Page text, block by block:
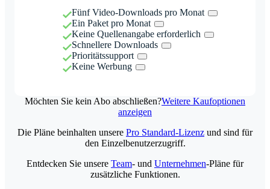
Fünf Video-Downloads pro Monat
Ein Paket pro Monat
Keine Quellenangabe erforderlich
Schnellere Downloads
Prioritätssupport
Keine Werbung
Möchten Sie kein Abo abschließen?Weitere Kaufoptionen
anzeigen
Die Pläne beinhalten unsere Pro Standard-Lizenz und sind für
den Einzelbenutzerzugriff.
Entdecken Sie unsere Team- und Unternehmen-Pläne für
zusätzliche Funktionen.